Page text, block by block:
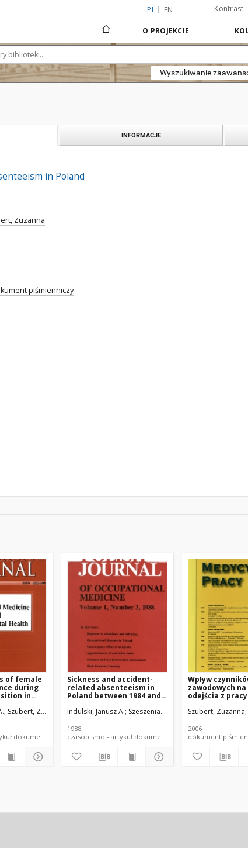
PL EN Kontrast
O PROJEKCIE
Wyszukiwanie
INFORMACJE
in Poland
Zuzanna
piśmienniczy
of female
during
in
Szubert, Zuzanna
czasopismo - artykuł dokument piśmienniczy
Sickness and accident-
related absenteeism in
Poland between 1984 and
Indulski, Janusz A. Szeszenia-Dąbrowska, Neonila
1988
czasopismo - artykuł dokument piśmienniczy
Wpływ
zawodowych
odejścia z
emerytalnego
Szubert, Zuzanna
2006